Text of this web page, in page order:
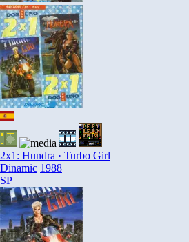
2x1: Hundra · Turbo Girl
Dinamic 1988
SP